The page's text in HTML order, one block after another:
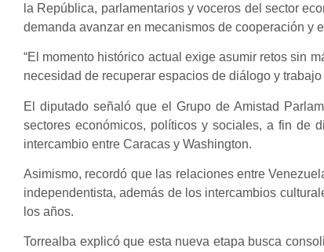
la República, parlamentarios y voceros del sector
demanda avanzar en mecanismos de cooperación y
“El momento histórico actual exige asumir retos sin
necesidad de recuperar espacios de diálogo y
El diputado señaló que el Grupo de Amistad
sectores económicos, políticos y sociales, a fin de
intercambio entre Caracas y Washington.
Asimismo, recordó que las relaciones entre
independentista, además de los intercambios
los años.
Torrealba explicó que esta nueva etapa busca